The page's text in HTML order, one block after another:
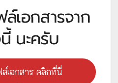
เอกสารจาก
นะครับ
เอกสาร คลิกที่นี่